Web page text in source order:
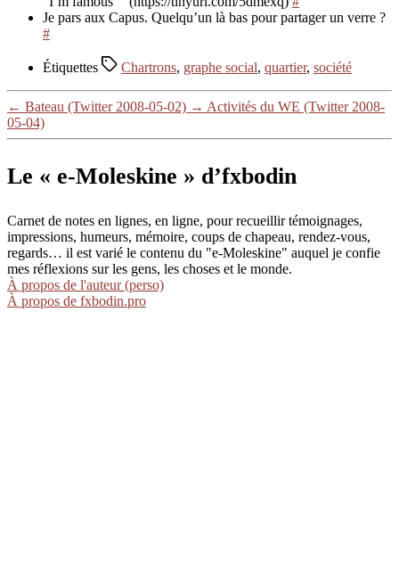
Je pars aux Capus. Quelqu’un là bas pour partager un verre ?
#
Étiquettes Chartrons, graphe social, quartier, société
← Bateau (Twitter 2008-05-02) → Activités du WE (Twitter 2008-
05-04)
Le « e-Moleskine » d’fxbodin
Carnet de notes en lignes, en ligne, pour recueillir témoignages,
impressions, humeurs, mémoire, coups de chapeau, rendez-vous,
regards… il est varié le contenu du "e-Moleskine" auquel je confie
mes réflexions sur les gens, les choses et le monde.
À propos de l'auteur (perso)
À propos de fxbodin.pro